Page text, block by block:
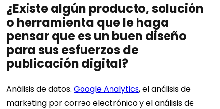
¿Existe algún producto, solución
o herramienta que le haga
pensar que es un buen diseño
para sus esfuerzos de
publicación digital?
Análisis de datos.Google Analytics, el análisis de
marketing por correo electrónico y el análisis de